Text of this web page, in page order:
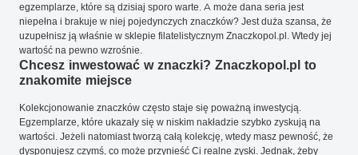
egzemplarze, które są dzisiaj sporo warte. A może dana seria jest
niepełna i brakuje w niej pojedynczych znaczków? Jest duża szansa, że
uzupełnisz ją właśnie w sklepie filatelistycznym Znaczkopol.pl. Wtedy jej
wartość na pewno wzrośnie.
Chcesz inwestować w znaczki? Znaczkopol.pl to
znakomite miejsce
Kolekcjonowanie znaczków często staje się poważną inwestycją.
Egzemplarze, które ukazały się w niskim nakładzie szybko zyskują na
wartości. Jeżeli natomiast tworzą całą kolekcję, wtedy masz pewność, że
dysponujesz czymś, co może przynieść Ci realne zyski. Jednak, żeby